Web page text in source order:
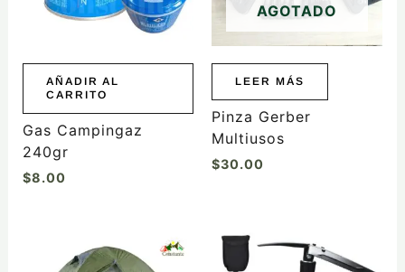
AÑADIR AL
CARRITO
Gas Campingaz
240gr
$8.00
AGOTADO
LEER MÁS
Pinza Gerber
Multiusos
$30.00
producto